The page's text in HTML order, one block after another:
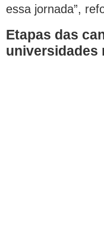
essa jornada”,
Etapas das
universidades